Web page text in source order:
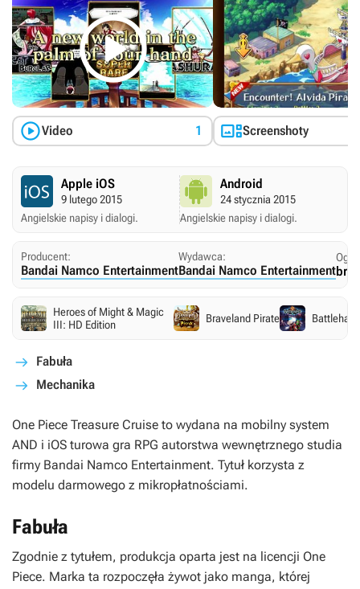

Video 1 Screenshoty
Apple iOS
9 lutego 2015
Angielskie napisy i dialogi.
Android
24 stycznia 2015
Angielskie napisy i dialogi.
Producent:
Bandai Namco Entertainment
Wydawca:
Bandai Namco Entertainment
Heroes of Might & Magic
III: HD Edition
Braveland Pirate Battlehand
Fabuła
Mechanika
One Piece Treasure Cruise to wydana na mobilny system
AND i iOS turowa gra RPG autorstwa wewnętrznego studia
firmy Bandai Namco Entertainment. Tytuł korzysta z
modelu darmowego z mikropłatnościami.
Fabuła
Zgodnie z tytułem, produkcja oparta jest na licencji One
Piece. Marka ta rozpoczęła żywot jako manga, której